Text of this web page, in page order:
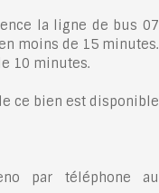
la ligne de bus 07
moins de 15 minutes.
10 minutes.
ce bien est disponible
par téléphone au